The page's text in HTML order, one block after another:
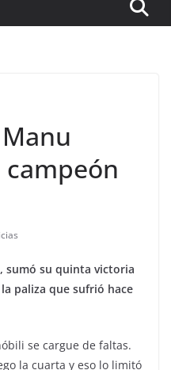
sumó su quinta victoria
paliza que sufrió hace
se cargue de faltas.
la cuarta y eso lo limitó